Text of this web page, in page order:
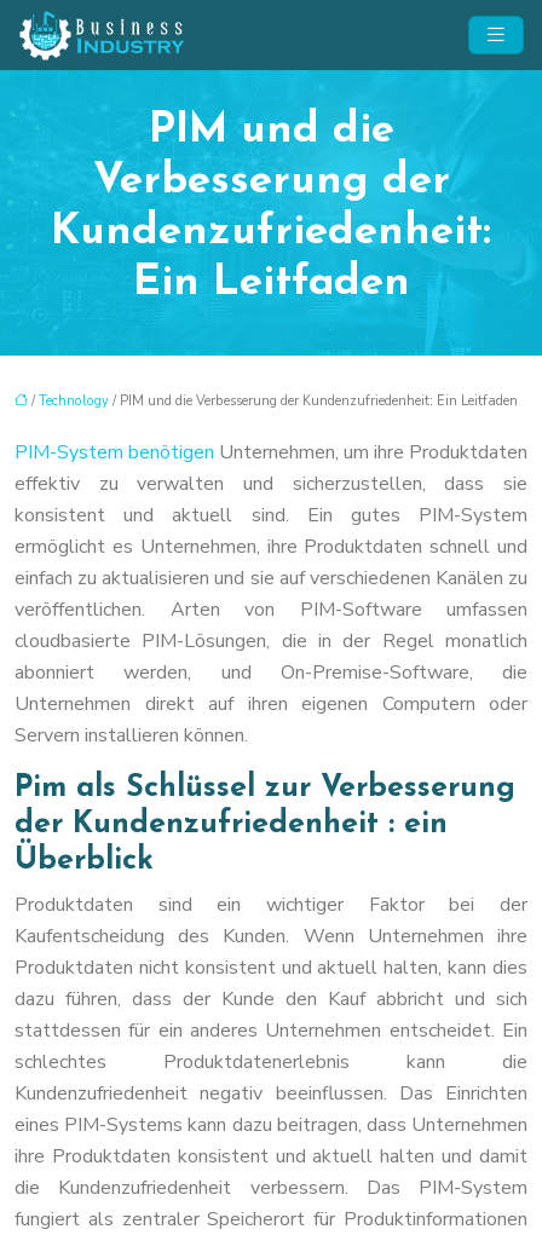
PIM und die
Verbesserung der
Kundenzufriedenheit:
Ein Leitfaden
/Technology / PIM und die Verbesserung der Kundenzufriedenheit: Ein Leitfaden
PIM-System benötigen Unternehmen, um ihre Produktdaten
effektiv zu verwalten und sicherzustellen, dass sie
konsistent und aktuell sind. Ein gutes PIM-System
ermöglicht es Unternehmen, ihre Produktdaten schnell und
einfach zu aktualisieren und sie auf verschiedenen Kanälen zu
veröffentlichen. Arten von PIM-Software umfassen
cloudbasierte PIM-Lösungen, die in der Regel monatlich
abonniert werden, und On-Premise-Software, die
Unternehmen direkt auf ihren eigenen Computern oder
Servern installieren können.
Pim als Schlüssel zur Verbesserung
der Kundenzufriedenheit : ein
Überblick
Produktdaten sind ein wichtiger Faktor bei der
Kaufentscheidung des Kunden. Wenn Unternehmen ihre
Produktdaten nicht konsistent und aktuell halten, kann dies
dazu führen, dass der Kunde den Kauf abbricht und sich
stattdessen für ein anderes Unternehmen entscheidet. Ein
schlechtes Produktdatenerlebnis kann die
Kundenzufriedenheit negativ beeinflussen. Das Einrichten
eines PIM-Systems kann dazu beitragen, dass Unternehmen
ihre Produktdaten konsistent und aktuell halten und damit
die Kundenzufriedenheit verbessern. Das PIM-System
fungiert als zentraler Speicherort für Produktinformationen